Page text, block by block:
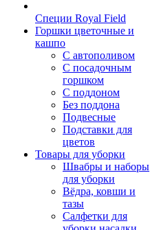
Специи Royal Field
Горшки цветочные и
кашпо
С автополивом
С посадочным
горшком
С поддоном
Без поддона
Подвесные
Подставки для
цветов
Товары для уборки
Швабры и наборы
для уборки
Вёдра, ковши и
тазы
Салфетки для